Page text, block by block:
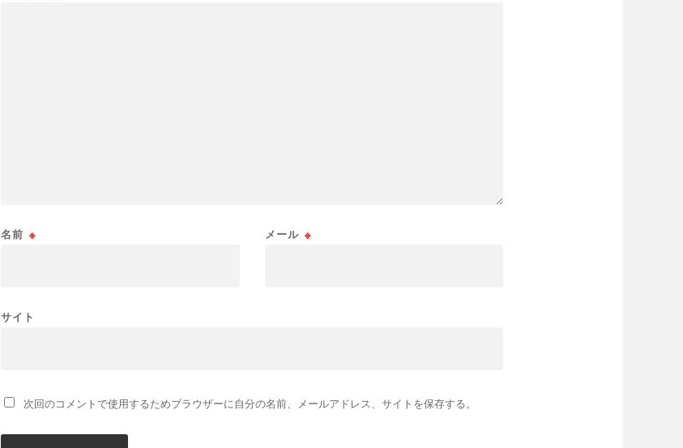
名前 ※ メール ※
サイト
次回のコメントで使用するためブラウザーに自分の名前、メールアドレス、サイトを保存する。